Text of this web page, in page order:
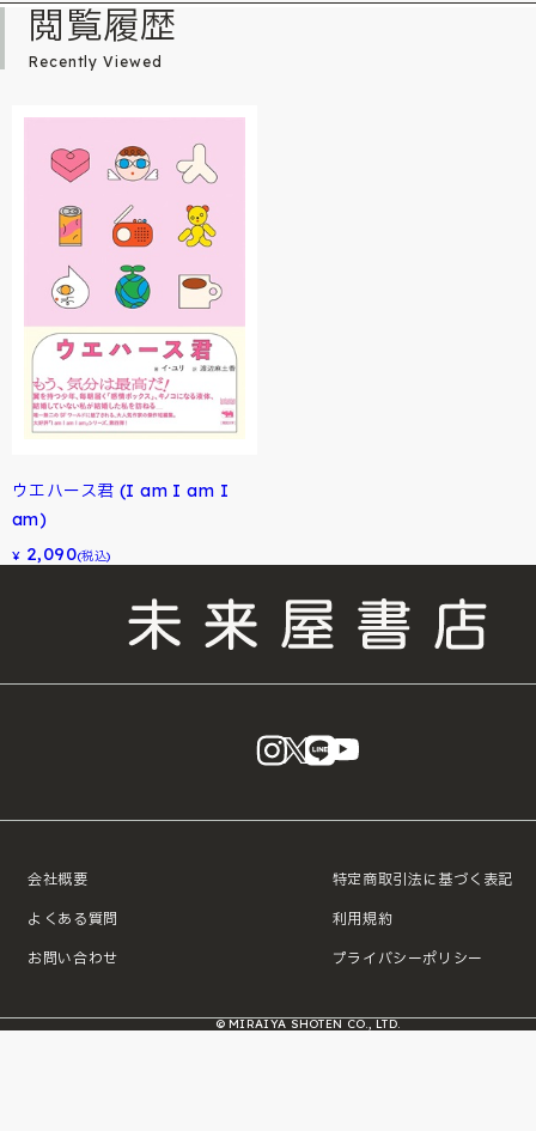
閲覧履歴
Recently Viewed
ウエハース君 (I am I am I
am)
¥ 2,090(税込)
instagram
X LINE
会社概要
よくある質問
お問い合わせ
特定商取引法に基づく表記
利用規約
プライバシーポリシー
© MIRAIYA SHOTEN CO., LTD.